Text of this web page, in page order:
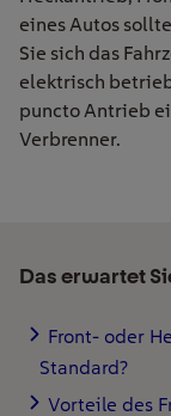
eines Autos
Sie sich das
elektrisch
puncto Antrieb
Verbrenner.
Das erwartet
Front- oder
Standard?
Vorteile des